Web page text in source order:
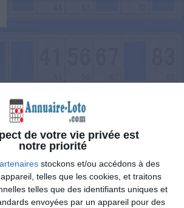
de votre vie privée est
notre priorité
stockons et/ou accédons à des
telles que les cookies, et traitons
telles que des identifiants uniques et
envoyées par un appareil pour des
via Facebook
trouvé de loto pour cette période.
poster un loto ici.